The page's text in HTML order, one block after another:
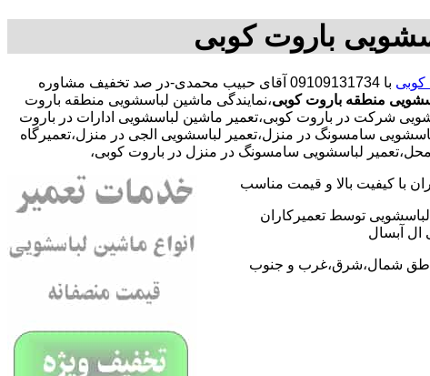
باروت کوبی
کوبی با
09109131734 آقای حبیب محمدی-در صد تخفیف مشاوره
منطقه باروت کوبی،نمایندگی ماشین لباسشویی منطقه باروت
شرکت در باروت کوبی،تعمیر ماشین لباسشویی ادارات در باروت
سامسونگ در منزل،تعمیر لباسشویی الجی در منزل،تعمیرگاه
محل،تعمیر لباسشویی سامسونگ در منزل در باروت کوبی،
با کیفیت بالا و قیمت مناسب
توسط تعمیرکاران
ال آبسال
مناطق شمال،شرق،غرب و جنوب